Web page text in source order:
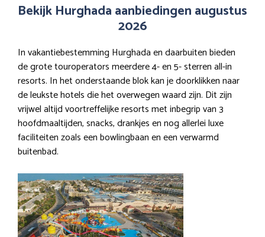
Bekijk Hurghada aanbiedingen augustus
2026
In vakantiebestemming Hurghada en daarbuiten bieden
de grote touroperators meerdere 4- en 5- sterren all-in
resorts. In het onderstaande blok kan je doorklikken naar
de leukste hotels die het overwegen waard zijn. Dit zijn
vrijwel altijd voortreffelijke resorts met inbegrip van 3
hoofdmaaltijden, snacks, drankjes en nog allerlei luxe
faciliteiten zoals een bowlingbaan en een verwarmd
buitenbad.